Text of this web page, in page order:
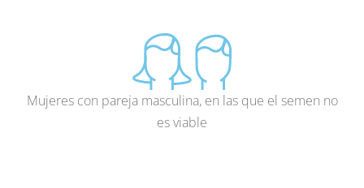
Mujeres con pareja masculina, en las que el semen no
es viable